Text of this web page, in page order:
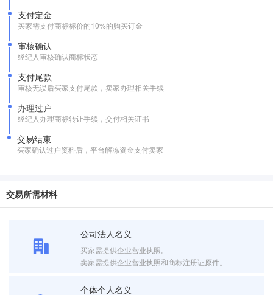
支付定金
买家需支付商标标价的10%的购买订金
审核确认
经纪人审核确认商标状态
支付尾款
审核无误后买家支付尾款，卖家办理相关手续
办理过户
经纪人办理商标转让手续，交付相关证书
交易结束
买家确认过户资料后，平台解冻资金支付卖家
交易所需材料
公司法人名义
买家需提供企业营业执照。
卖家需提供企业营业执照和商标注册证原件。
个体个人名义